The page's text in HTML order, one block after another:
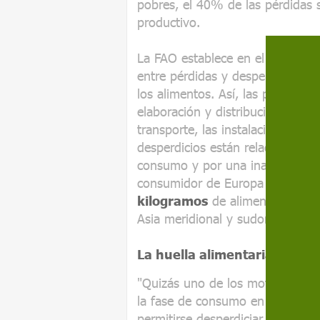
pobres, el 40% de las pérdidas
productivo.
La FAO establece en el estudio
entre pérdidas y desperdicios
los alimentos. Así, las pérdidas
elaboración y distribución a
transporte, las instalaciones, el
desperdicios están relacionados
consumo y por una inadecuada
consumidor de Europa y
kilogramos de alimentos al
Asia meridional y sudoriental la
La huella alimentaria
"Quizás uno de los motivos
la fase de consumo en los